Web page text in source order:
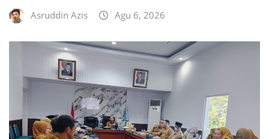
Asruddin Azis Agu 6, 2026